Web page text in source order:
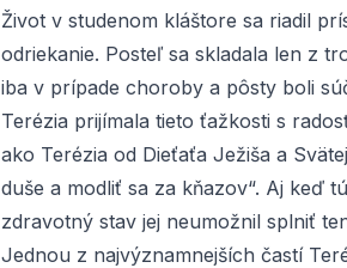
Život v studenom kláštore sa riadil
odriekanie. Posteľ sa skladala len z
iba v prípade choroby a pôsty boli
Terézia prijímala tieto ťažkosti s
ako Terézia od Dieťaťa Ježiša a
duše a modliť sa za kňazov“. Aj keď
zdravotný stav jej neumožnil splniť
Jednou z najvýznamnejších častí